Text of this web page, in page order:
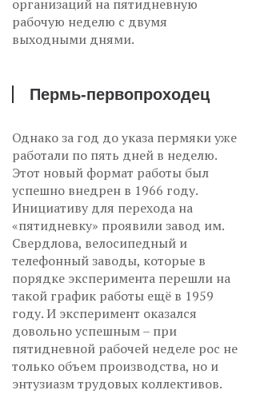
организаций на пятидневную
рабочую неделю с двумя
выходными днями.
Пермь-первопроходец
Однако за год до указа пермяки уже
работали по пять дней в неделю.
Этот новый формат работы был
успешно внедрен в 1966 году.
Инициативу для перехода на
«пятидневку» проявили завод им.
Свердлова, велосипедный и
телефонный заводы, которые в
порядке эксперимента перешли на
такой график работы ещё в 1959
году. И эксперимент оказался
довольно успешным – при
пятидневной рабочей неделе рос не
только объем производства, но и
энтузиазм трудовых коллективов.